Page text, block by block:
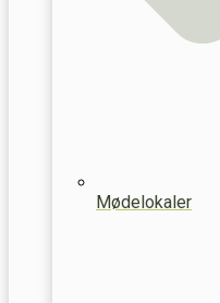
Mødelokaler